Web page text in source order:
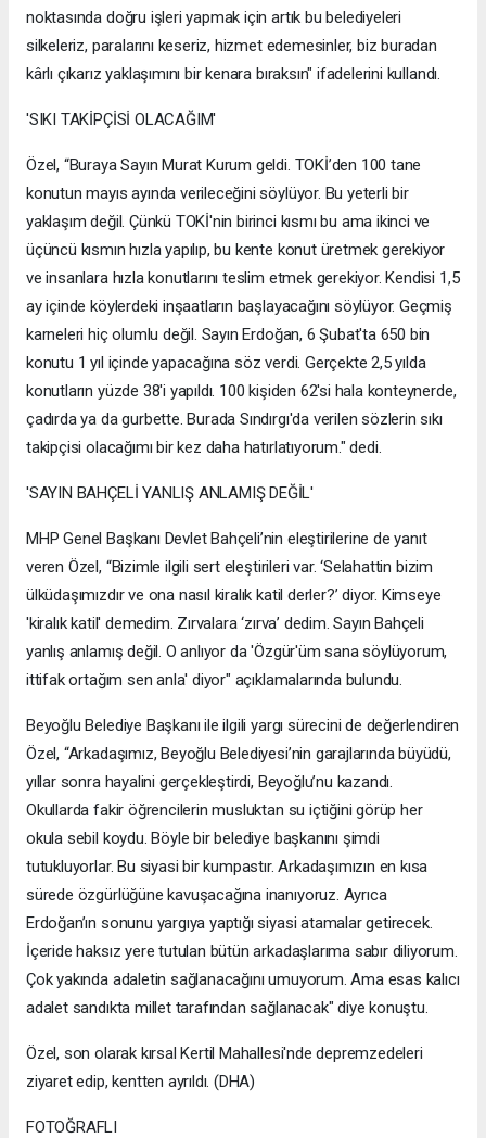
noktasında doğru işleri yapmak için artık bu belediyeleri
silkeleriz, paralarını keseriz, hizmet edemesinler, biz buradan
kârlı çıkarız yaklaşımını bir kenara bıraksın" ifadelerini kullandı.
'SIKI TAKİPÇİSİ OLACAĞIM'
Özel, “Buraya Sayın Murat Kurum geldi. TOKİ’den 100 tane
konutun mayıs ayında verileceğini söylüyor. Bu yeterli bir
yaklaşım değil. Çünkü TOKİ'nin birinci kısmı bu ama ikinci ve
üçüncü kısmın hızla yapılıp, bu kente konut üretmek gerekiyor
ve insanlara hızla konutlarını teslim etmek gerekiyor. Kendisi 1,5
ay içinde köylerdeki inşaatların başlayacağını söylüyor. Geçmiş
karneleri hiç olumlu değil. Sayın Erdoğan, 6 Şubat'ta 650 bin
konutu 1 yıl içinde yapacağına söz verdi. Gerçekte 2,5 yılda
konutların yüzde 38'i yapıldı. 100 kişiden 62'si hala konteynerde,
çadırda ya da gurbette. Burada Sındırgı'da verilen sözlerin sıkı
takipçisi olacağımı bir kez daha hatırlatıyorum." dedi.
'SAYIN BAHÇELİ YANLIŞ ANLAMIŞ DEĞİL'
MHP Genel Başkanı Devlet Bahçeli’nin eleştirilerine de yanıt
veren Özel, “Bizimle ilgili sert eleştirileri var. ‘Selahattin bizim
ülküdaşımızdır ve ona nasıl kiralık katil derler?’ diyor. Kimseye
'kiralık katil' demedim. Zırvalara ‘zırva’ dedim. Sayın Bahçeli
yanlış anlamış değil. O anlıyor da 'Özgür'üm sana söylüyorum,
ittifak ortağım sen anla' diyor" açıklamalarında bulundu.
Beyoğlu Belediye Başkanı ile ilgili yargı sürecini de değerlendiren
Özel, “Arkadaşımız, Beyoğlu Belediyesi’nin garajlarında büyüdü,
yıllar sonra hayalini gerçekleştirdi, Beyoğlu’nu kazandı.
Okullarda fakir öğrencilerin musluktan su içtiğini görüp her
okula sebil koydu. Böyle bir belediye başkanını şimdi
tutukluyorlar. Bu siyasi bir kumpastır. Arkadaşımızın en kısa
sürede özgürlüğüne kavuşacağına inanıyoruz. Ayrıca
Erdoğan’ın sonunu yargıya yaptığı siyasi atamalar getirecek.
İçeride haksız yere tutulan bütün arkadaşlarıma sabır diliyorum.
Çok yakında adaletin sağlanacağını umuyorum. Ama esas kalıcı
adalet sandıkta millet tarafından sağlanacak" diye konuştu.
Özel, son olarak kırsal Kertil Mahallesi'nde depremzedeleri
ziyaret edip, kentten ayrıldı. (DHA)
FOTOĞRAFLI